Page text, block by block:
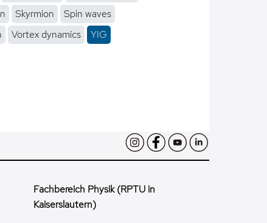
Skyrmion
Spin waves
Vortex dynamics
YIG
Fachbereich Physik (RPTU in
Kaiserslautern)